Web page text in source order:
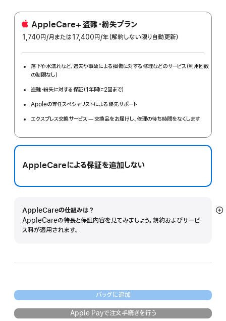
ム
ウ
ム
ウ
ム
AppleCare+ 盗難・紛失プラン
1,740円/月per
または17,400円/年年
（解約しない限り自動更新）
落下や水濡れなど、過失や事故による損傷に対する修理などのサービス（利用回数
の制限なし）
盗難・紛失に対する保証（1年間に2回まで）
Appleの専任スペシャリストによる優先サポート
エクスプレス交換サービス — 交換品をお届けし、修理の待ち時間をなくします
AppleCareによる保証を追加しない
AppleCareの仕組みは？
AppleCareの特長と保証内容を見てみましょう。規約およびサービ
ス料が適用されます。
詳
バッグに追加
Apple Payで注文手続きを行う